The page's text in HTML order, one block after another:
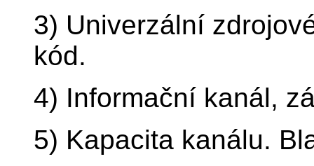
3) Univerzální
kód.
4) Informační kanál,
5) Kapacita kanálu.